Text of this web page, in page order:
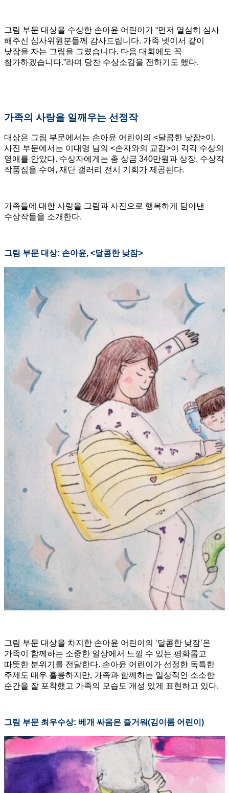
그림 부문 대상을 수상한 손아윤 어린이가 “먼저 열심히 심사
해주신 심사위원분들께 감사드립니다. 가족 넷이서 같이
낮잠을 자는 그림을 그렸습니다. 다음 대회에도 꼭
참가하겠습니다.”라며 당찬 수상소감을 전하기도 했다.
가족의 사랑을 일깨우는 선정작
대상은 그림 부문에서는 손아윤 어린이의 <달콤한 낮잠>이,
사진 부문에서는 이대영 님의 <손자와의 교감>이 각각 수상의
영애를 안았다. 수상자에게는 총 상금 340만원과 상장, 수상작
작품집을 수여, 재단 갤러리 전시 기회가 제공된다.
가족들에 대한 사랑을 그림과 사진으로 행복하게 담아낸
수상작들을 소개한다.
그림 부문 대상: 손아윤, <달콤한 낮잠>
그림 부문 대상을 차지한 손아윤 어린이의 ‘달콤한 낮잠’은
가족이 함께하는 소중한 일상에서 느낄 수 있는 평화롭고
따뜻한 분위기를 전달한다. 손아윤 어린이가 선정한 독특한
주제도 매우 훌륭하지만, 가족과 함께하는 일상적인 소소한
순간을 잘 포착했고 가족의 모습도 개성 있게 표현하고 있다.
그림 부문 최우수상: 베개 싸움은 즐거워(김이룸 어린이)